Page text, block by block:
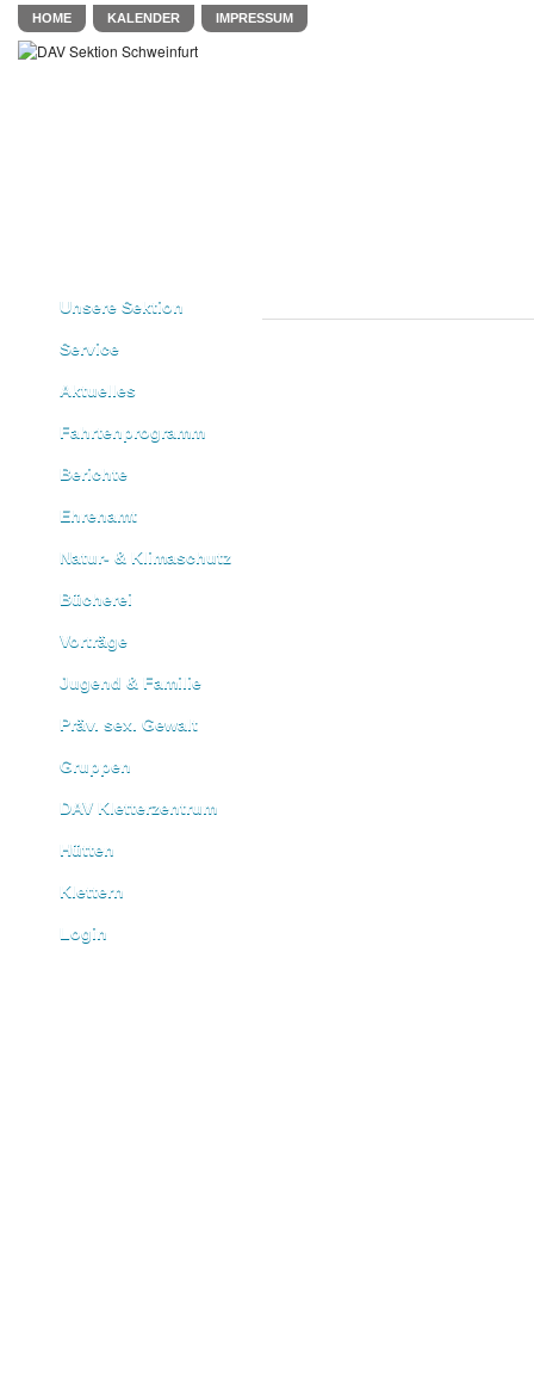
HOME KALENDER IMPRESSUM
Unsere Sektion
Service
Aktuelles
Fahrtenprogramm
Berichte
Ehrenamt
Natur- & Klimaschutz
Bücherei
Vorträge
Jugend & Familie
Präv. sex. Gewalt
Gruppen
DAV Kletterzentrum
Hütten
Klettern
Login